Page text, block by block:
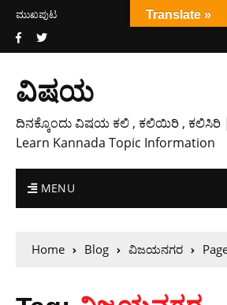
ಮುಖಪುಟ
ವಿಷಯ
ದಿನಕ್ಕೊಂದು ವಿಷಯ ಕಲಿ , ಕಲಿಯಿರಿ , ಕಲಿಸಿರಿ
Learn Kannada Topic Information
MENU
Home Blog ವಿಜಯನಗರ
Translate »